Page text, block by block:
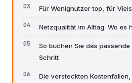
Für Wenignutzer top, für
Netzqualität im Alltag: Wo es
So buchen Sie das
Schritt
Die versteckten